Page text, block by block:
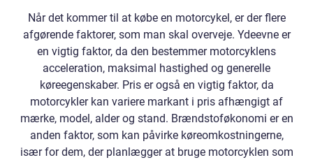
Når det kommer til at købe en motorcykel, er der flere
afgørende faktorer, som man skal overveje. Ydeevne er
en vigtig faktor, da den bestemmer motorcyklens
acceleration, maksimal hastighed og generelle
køreegenskaber. Pris er også en vigtig faktor, da
motorcykler kan variere markant i pris afhængigt af
mærke, model, alder og stand. Brændstoføkonomi er en
anden faktor, som kan påvirke køreomkostningerne,
især for dem, der planlægger at bruge motorcyklen som